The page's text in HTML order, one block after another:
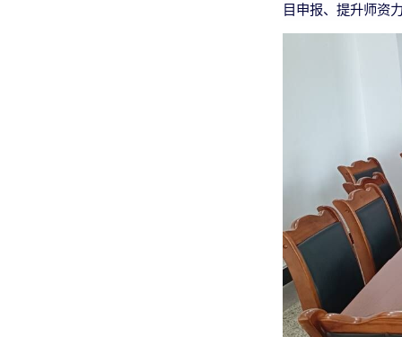
目申报、提升师资